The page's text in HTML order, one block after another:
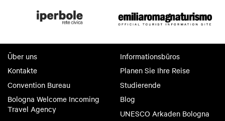
Über uns
Kontakte
Convention Bureau
Bologna Welcome Incoming
Travel Agency
Informationsbüros
Planen Sie Ihre Reise
Studierende
Blog
UNESCO Arkaden Bologna